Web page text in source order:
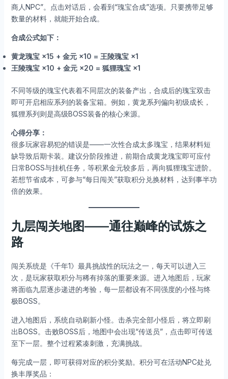
商人NPC”。点击对话后，会看到“瑰宝合成”选项。只要携带足够
数量的材料，就能开始合成。
合成公式如下：
黄龙瑰宝 ×15 + 金元 ×10 = 王陵瑰宝 ×1
王陵瑰宝 ×10 + 金元 ×20 = 狐狸瑰宝 ×1
不同等级的瑰宝代表着不同层次的装备产出，合成后的瑰宝双击
即可开启相应系列的装备宝箱。例如，黄龙系列偏向初级成长，
狐狸系列则是高级BOSS装备的核心来源。
心得分享：
很多玩家容易犯的错误是——一次性合成太多瑰宝，结果材料短
缺导致后期卡装。建议分阶段推进，前期合成黄龙瑰宝即可应付
日常BOSS与挂机任务，等积累金元较多后，再向狐狸瑰宝进阶。
若想节省成本，可参与“每日闯关”获取积分兑换材料，达到事半功
倍的效果。
九层闯关地图——通往巅峰的试炼之
路
闯关系统是《千年1》最具挑战性的玩法之一，每天可以进入三
次，是玩家获取积分与稀有掉落的重要来源。进入地图后，玩家
将面临九层逐步递进的考验，每一层都设有不同强度的小怪与终
极BOSS。
进入地图后，系统自动刷新小怪。击杀完全部小怪后，将立即刷
出BOSS。击败BOSS后，地图中会出现“传送员”，点击即可传送
至下一层。整个过程紧凑刺激，充满挑战。
每完成一层，即可获得对应的积分奖励。积分可在活动NPC处兑
换丰厚奖品：